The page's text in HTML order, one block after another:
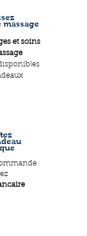
massage
et soins